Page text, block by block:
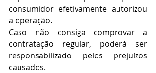
consumidor efetivamente autorizou
a operação.
Caso não consiga comprovar a
contratação regular, poderá ser
responsabilizado pelos prejuízos
causados.